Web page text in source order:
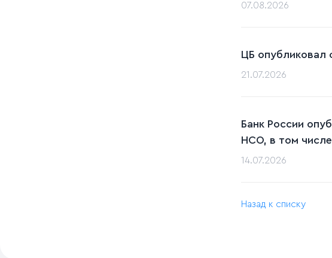
07.08.2026
ЦБ опубликовал
21.07.2026
Банк России
НСО, в том
14.07.2026
Назад к списку